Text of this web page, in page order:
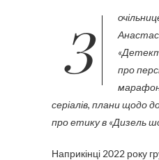
З очільницею ICTV2 та ICTV
про
серіалів, плани щодо
про етику в «Дизель
Наприкінці 2022 року